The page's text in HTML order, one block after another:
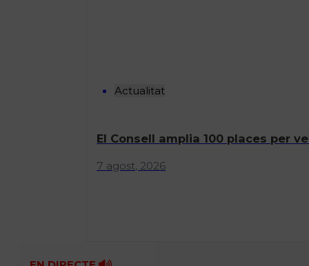
Actualitat
El Consell amplia 100 places per
7 agost, 2026